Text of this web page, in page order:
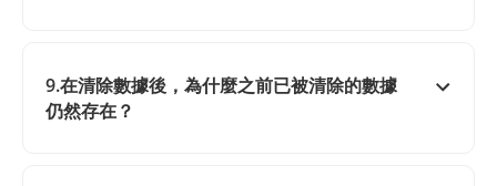
9.在清除數據後，為什麼之前已被清除的數據
仍然存在？